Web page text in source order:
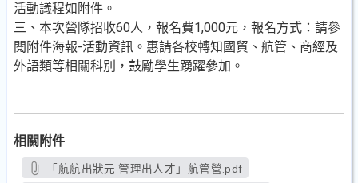
活動議程如附件。
三、本次營隊招收60人，報名費1,000元，報名方式：請參
閱附件海報-活動資訊。惠請各校轉知國貿、航管、商經及
外語類等相關科別，鼓勵學生踴躍參加。
相關附件
「航航出狀元 管理出人才」航管營.pdf